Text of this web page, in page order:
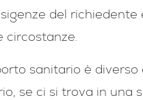
del richiedente
circostanze.
sanitario è diverso
se ci si trova in una